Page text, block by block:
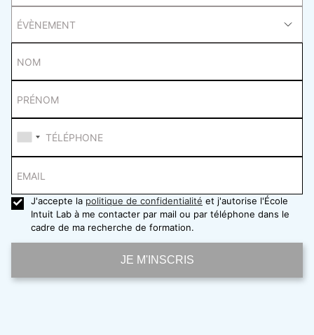
ÉVÈNEMENT
NOM
PRÉNOM
TÉLÉPHONE
EMAIL
J'accepte la politique de confidentialité et j'autorise l'École
Intuit Lab à me contacter par mail ou par téléphone dans le
cadre de ma recherche de formation.
JE M'INSCRIS